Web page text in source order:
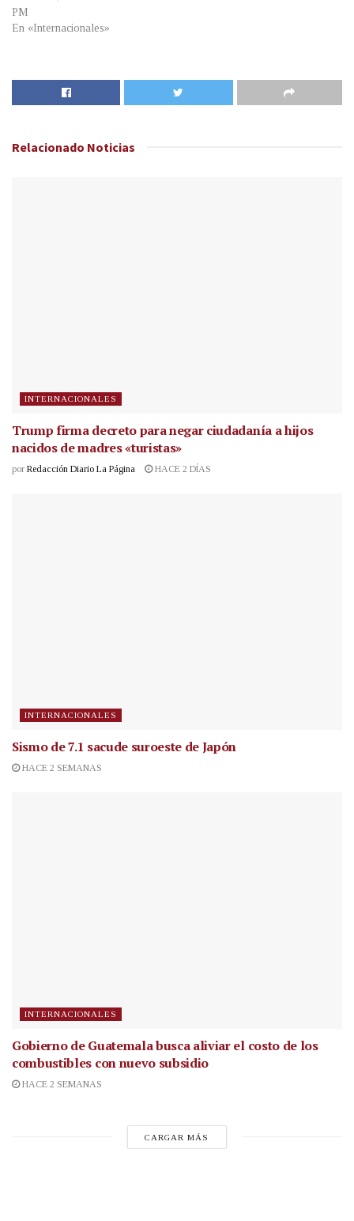
PM
En «Internacionales»
Relacionado Noticias
INTERNACIONALES
Trump firma decreto para negar ciudadanía a hijos
nacidos de madres «turistas»
por Redacción Diario La Página HACE 2 DÍAS
INTERNACIONALES
Sismo de 7.1 sacude suroeste de Japón
HACE 2 SEMANAS
INTERNACIONALES
Gobierno de Guatemala busca aliviar el costo de los
combustibles con nuevo subsidio
HACE 2 SEMANAS
CARGAR MÁS